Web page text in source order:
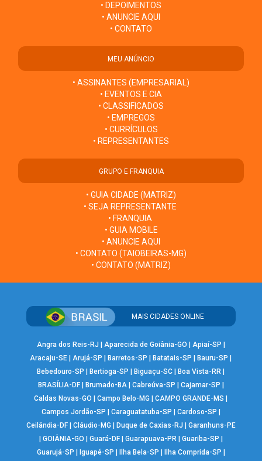
• DEPOIMENTOS
• ANUNCIE AQUI
• CONTATO
MEU ANÚNCIO
• ASSINANTES (EMPRESARIAL)
• EVENTOS E CIA
• CLASSIFICADOS
• EMPREGOS
• CURRÍCULOS
• REPRESENTANTES
GRUPO E FRANQUIA
• GUIA CIDADE (MATRIZ)
• SEJA REPRESENTANTE
• FRANQUIA
• GUIA MOBILE
• ANUNCIE AQUI
• CONTATO (TAIOBEIRAS-MG)
• CONTATO (MATRIZ)
MAIS CIDADES ONLINE
Angra dos Reis-RJ Aparecida de Goiânia-GO Apiaí-SP
Aracaju-SE |Arujá-SP Barretos-SP Batatais-SP Bauru-SP
Bebedouro-SP
Bertioga-SP Biguaçu-SC Boa Vista-RR
BRASÍLIA-DF| Brumado-BA| Cabreúva-SP Cajamar-SP
Caldas Novas-GO
|Campo Belo-MG |CAMPO GRANDE-MS
Campos Jordão-SP
Caraguatatuba-SP Cardoso-SP
Ceilândia-DF| Cláudio-MG Duque de Caxias-RJ
Garanhuns-PE
GOIÂNIA-GO Guará-DF| Guarapuava-PR| Guariba-SP
Guarujá-SP
Iguapé-SP Ilha Bela-SP Ilha Comprida-SP